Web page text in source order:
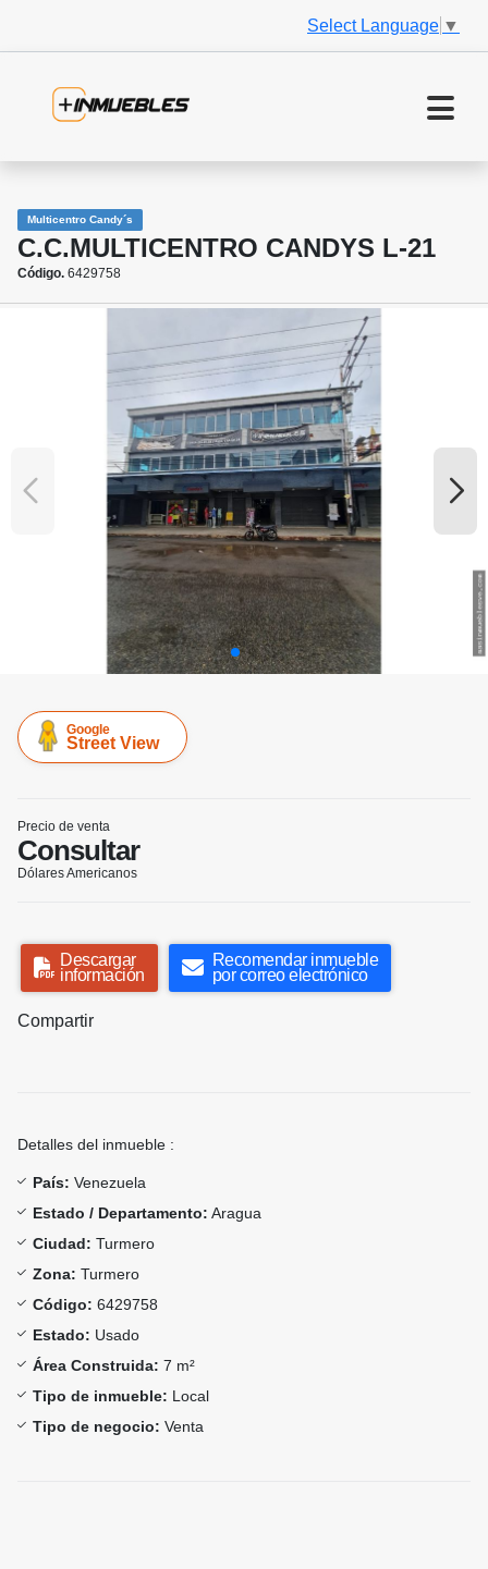
Select Language ▼
Multicentro Candy´s
C.C.MULTICENTRO CANDYS L-21
Código. 6429758
Google
Street View
Precio de venta
Consultar
Dólares Americanos
Descargar
información
Recomendar inmueble
por correo electrónico
Compartir
Detalles del inmueble :
País: Venezuela
Estado / Departamento: Aragua
Ciudad: Turmero
Zona: Turmero
Código: 6429758
Estado: Usado
Área Construida: 7 m²
Tipo de inmueble: Local
Tipo de negocio: Venta